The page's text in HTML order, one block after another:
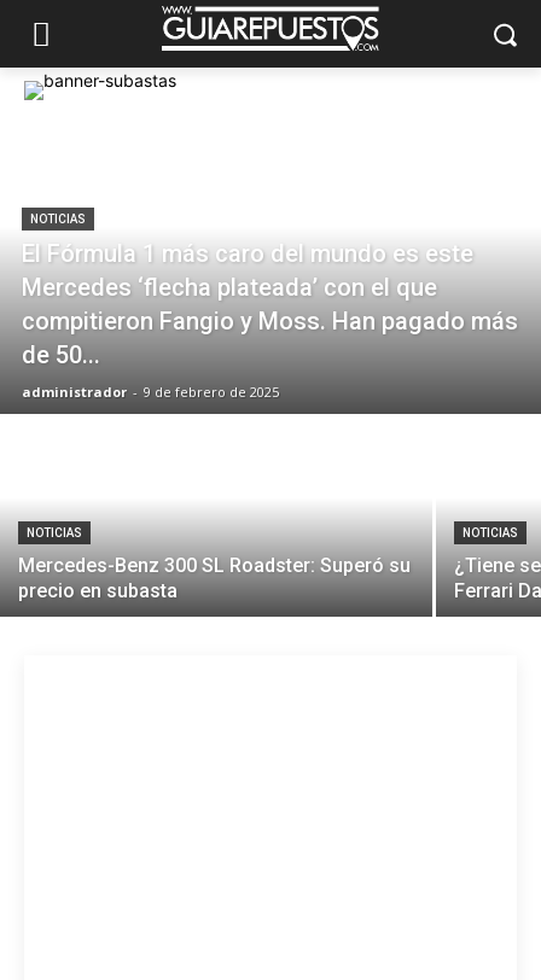
NOTICIAS
El Fórmula 1 más caro del mundo es este
Mercedes ‘flecha plateada’ con el que
compitieron Fangio y Moss. Han pagado más
de 50...
administrador - 9 de febrero de 2025
NOTICIAS
Mercedes-Benz 300 SL Roadster: Superó su
precio en subasta
NOTICIAS
¿Tiene
Ferrari